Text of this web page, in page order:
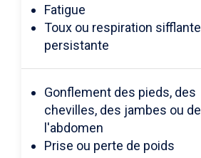
Fatigue
Toux ou respiration sifflante
persistante
Gonflement des pieds, des
chevilles, des jambes ou de
l'abdomen
Prise ou perte de poids